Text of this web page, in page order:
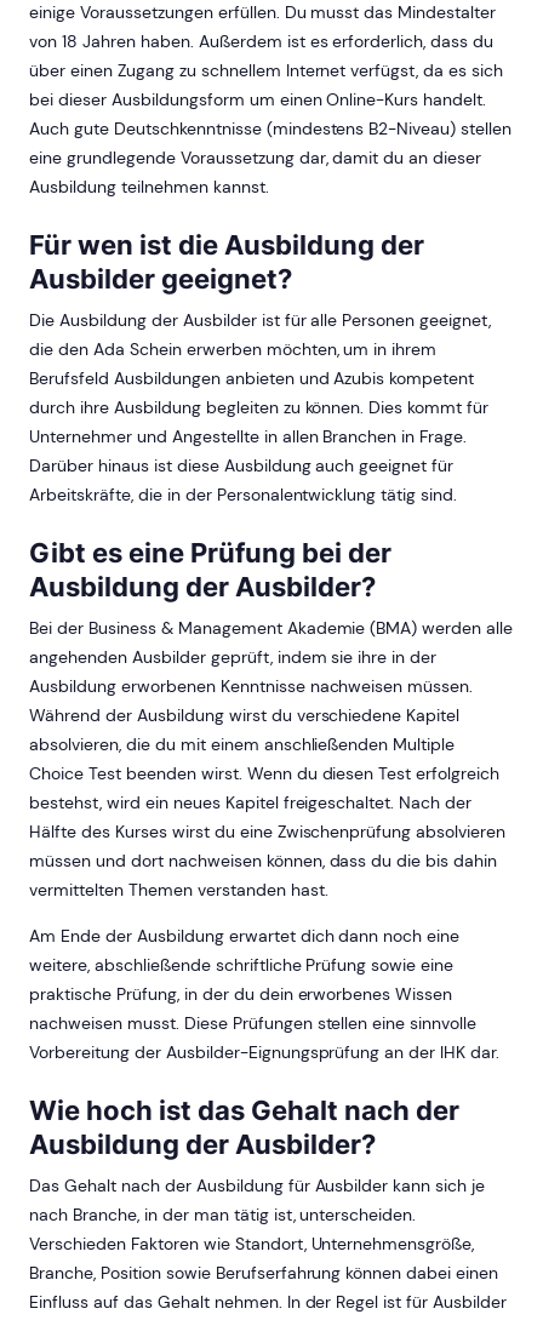
einige Voraussetzungen erfüllen. Du musst das Mindestalter
von 18 Jahren haben. Außerdem ist es erforderlich, dass du
über einen Zugang zu schnellem Internet verfügst, da es sich
bei dieser Ausbildungsform um einen Online-Kurs handelt.
Auch gute Deutschkenntnisse (mindestens B2-Niveau) stellen
eine grundlegende Voraussetzung dar, damit du an dieser
Ausbildung teilnehmen kannst.
Für wen ist die Ausbildung der
Ausbilder geeignet?
Die Ausbildung der Ausbilder ist für alle Personen geeignet,
die den Ada Schein erwerben möchten, um in ihrem
Berufsfeld Ausbildungen anbieten und Azubis kompetent
durch ihre Ausbildung begleiten zu können. Dies kommt für
Unternehmer und Angestellte in allen Branchen in Frage.
Darüber hinaus ist diese Ausbildung auch geeignet für
Arbeitskräfte, die in der Personalentwicklung tätig sind.
Gibt es eine Prüfung bei der
Ausbildung der Ausbilder?
Bei der Business & Management Akademie (BMA) werden alle
angehenden Ausbilder geprüft, indem sie ihre in der
Ausbildung erworbenen Kenntnisse nachweisen müssen.
Während der Ausbildung wirst du verschiedene Kapitel
absolvieren, die du mit einem anschließenden Multiple
Choice Test beenden wirst. Wenn du diesen Test erfolgreich
bestehst, wird ein neues Kapitel freigeschaltet. Nach der
Hälfte des Kurses wirst du eine Zwischenprüfung absolvieren
müssen und dort nachweisen können, dass du die bis dahin
vermittelten Themen verstanden hast.
Am Ende der Ausbildung erwartet dich dann noch eine
weitere, abschließende schriftliche Prüfung sowie eine
praktische Prüfung, in der du dein erworbenes Wissen
nachweisen musst. Diese Prüfungen stellen eine sinnvolle
Vorbereitung der Ausbilder-Eignungsprüfung an der IHK dar.
Wie hoch ist das Gehalt nach der
Ausbildung der Ausbilder?
Das Gehalt nach der Ausbildung für Ausbilder kann sich je
nach Branche, in der man tätig ist, unterscheiden.
Verschieden Faktoren wie Standort, Unternehmensgröße,
Branche, Position sowie Berufserfahrung können dabei einen
Einfluss auf das Gehalt nehmen. In der Regel ist für Ausbilder